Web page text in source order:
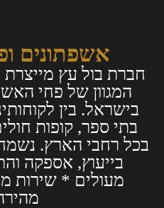
אשפתונים
חברת בול עץ מייצרת
המגוון של פחי
בישראל. בין
בתי ספר, קופות
בכל רחבי הארץ.
בייעוץ, אספקה
מעולים * שירות